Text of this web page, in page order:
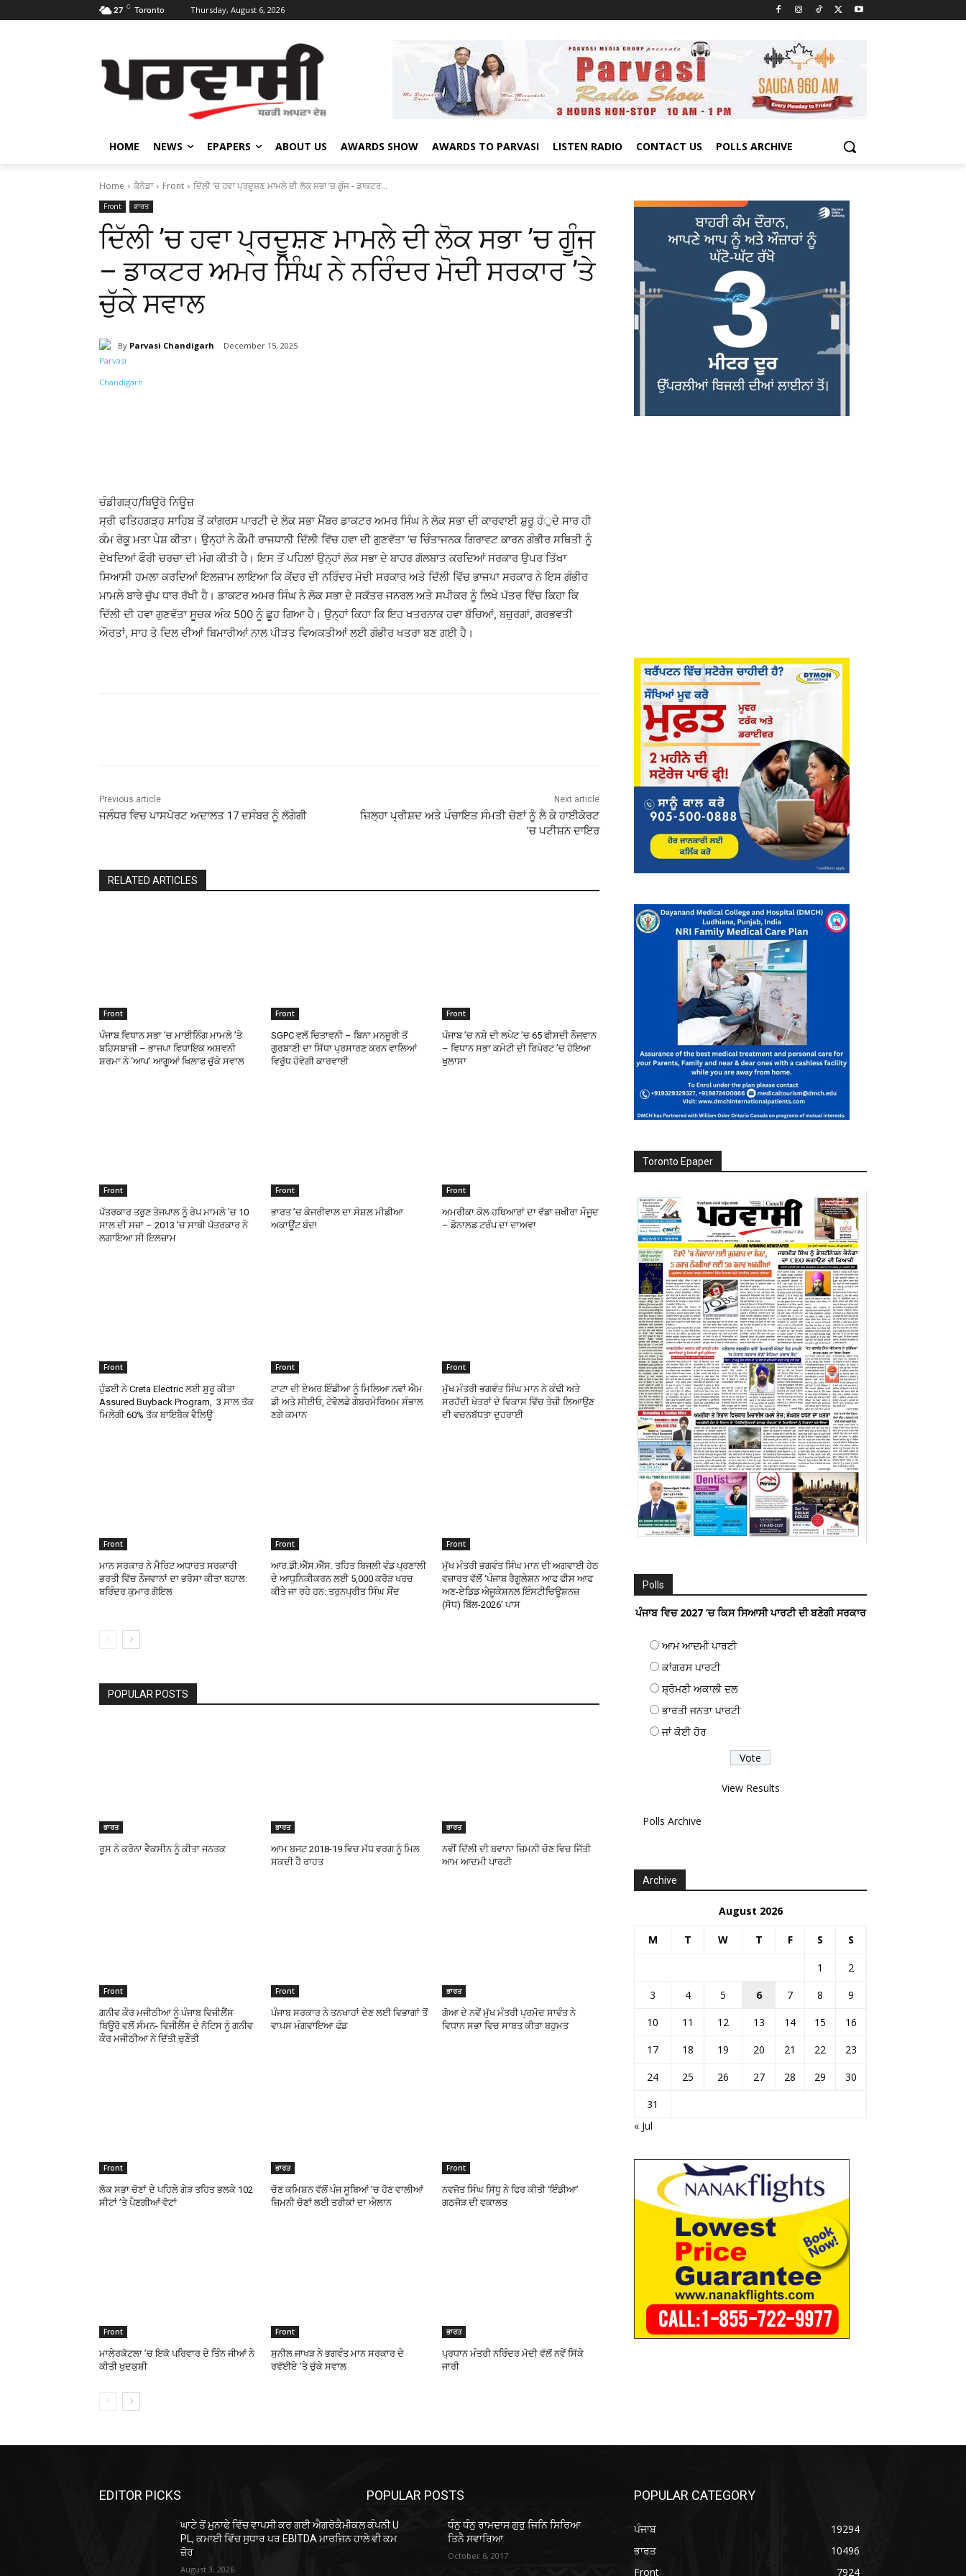
27 C Toronto Thursday, August 6, 2026
HOME NEWS EPAPERS ABOUT US AWARDS SHOW AWARDS TO PARVASI LISTEN RADIO CONTACT US POLLS ARCHIVE
Home ਕੈਨੇਡਾ Front ਦਿੱਲੀ ’ਚ ਹਵਾ ਪ੍ਰਦੂਸ਼ਣ ਮਾਮਲੇ ਦੀ ਲੋਕ ਸਭਾ ’ਚ ਗੂੰਜ - ਡਾਕਟਰ...
Front ਭਾਰਤ
ਦਿੱਲੀ ’ਚ ਹਵਾ ਪ੍ਰਦੂਸ਼ਣ ਮਾਮਲੇ ਦੀ ਲੋਕ ਸਭਾ ’ਚ ਗੂੰਜ
– ਡਾਕਟਰ ਅਮਰ ਸਿੰਘ ਨੇ ਨਰਿੰਦਰ ਮੋਦੀ ਸਰਕਾਰ ’ਤੇ
ਚੁੱਕੇ ਸਵਾਲ
By Parvasi Chandigarh December 15, 2025
Share
ਚੰਡੀਗੜ੍ਹ/ਬਿਊਰੋ ਨਿਊਜ਼
ਸ੍ਰੀ ਫਤਿਹਗੜ੍ਹ ਸਾਹਿਬ ਤੋਂ ਕਾਂਗਰਸ ਪਾਰਟੀ ਦੇ ਲੋਕ ਸਭਾ ਮੈਂਬਰ ਡਾਕਟਰ ਅਮਰ ਸਿੰਘ ਨੇ ਲੋਕ ਸਭਾ ਦੀ ਕਾਰਵਾਈ ਸ਼ੁਰੂ ਹੰੁਦੇ ਸਾਰ ਹੀ
ਕੰਮ ਰੋਕੂ ਮਤਾ ਪੇਸ਼ ਕੀਤਾ। ਉਨ੍ਹਾਂ ਨੇ ਕੌਮੀ ਰਾਜਧਾਨੀ ਦਿੱਲੀ ਵਿੱਚ ਹਵਾ ਦੀ ਗੁਣਵੱਤਾ ’ਚ ਚਿੰਤਾਜਨਕ ਗਿਰਾਵਟ ਕਾਰਨ ਗੰਭੀਰ ਸਥਿਤੀ ਨੂੰ
ਦੇਖਦਿਆਂ ਫੌਰੀ ਚਰਚਾ ਦੀ ਮੰਗ ਕੀਤੀ ਹੈ। ਇਸ ਤੋਂ ਪਹਿਲਾਂ ਉਨ੍ਹਾਂ ਲੋਕ ਸਭਾ ਦੇ ਬਾਹਰ ਗੱਲਬਾਤ ਕਰਦਿਆਂ ਸਰਕਾਰ ਉਪਰ ਤਿੱਖਾ
ਸਿਆਸੀ ਹਮਲਾ ਕਰਦਿਆਂ ਇਲਜ਼ਾਮ ਲਾਇਆ ਕਿ ਕੇਂਦਰ ਦੀ ਨਰਿੰਦਰ ਮੋਦੀ ਸਰਕਾਰ ਅਤੇ ਦਿੱਲੀ ਵਿੱਚ ਭਾਜਪਾ ਸਰਕਾਰ ਨੇ ਇਸ ਗੰਭੀਰ
ਮਾਮਲੇ ਬਾਰੇ ਚੁੱਪ ਧਾਰ ਰੱਖੀ ਹੈ। ਡਾਕਟਰ ਅਮਰ ਸਿੰਘ ਨੇ ਲੋਕ ਸਭਾ ਦੇ ਸਕੱਤਰ ਜਨਰਲ ਅਤੇ ਸਪੀਕਰ ਨੂੰ ਲਿਖੇ ਪੱਤਰ ਵਿੱਚ ਕਿਹਾ ਕਿ
ਦਿੱਲੀ ਦੀ ਹਵਾ ਗੁਣਵੱਤਾ ਸੂਚਕ ਅੰਕ 500 ਨੂੰ ਛੂਹ ਗਿਆ ਹੈ। ਉਨ੍ਹਾਂ ਕਿਹਾ ਕਿ ਇਹ ਖਤਰਨਾਕ ਹਵਾ ਬੱਚਿਆਂ, ਬਜ਼ੁਰਗਾਂ, ਗਰਭਵਤੀ
ਔਰਤਾਂ, ਸਾਹ ਤੇ ਦਿਲ ਦੀਆਂ ਬਿਮਾਰੀਆਂ ਨਾਲ ਪੀੜਤ ਵਿਅਕਤੀਆਂ ਲਈ ਗੰਭੀਰ ਖਤਰਾ ਬਣ ਗਈ ਹੈ।
Previous article
ਜਲੰਧਰ ਵਿਚ ਪਾਸਪੋਰਟ ਅਦਾਲਤ 17 ਦਸੰਬਰ ਨੂੰ ਲੱਗੇਗੀ
Next article
ਜ਼ਿਲ੍ਹਾ ਪ੍ਰੀਸ਼ਦ ਅਤੇ ਪੰਚਾਇਤ ਸੰਮਤੀ ਚੋਣਾਂ ਨੂੰ ਲੈ ਕੇ ਹਾਈਕੋਰਟ
’ਚ ਪਟੀਸ਼ਨ ਦਾਇਰ
RELATED ARTICLES
Front
ਪੰਜਾਬ ਵਿਧਾਨ ਸਭਾ ’ਚ ਮਾਈਨਿੰਗ ਮਾਮਲੇ ’ਤੇ
ਬਹਿਸਬਾਜ਼ੀ – ਭਾਜਪਾ ਵਿਧਾਇਕ ਅਸ਼ਵਨੀ
ਸ਼ਰਮਾ ਨੇ ‘ਆਪ’ ਆਗੂਆਂ ਖਿਲਾਫ ਚੁੱਕੇ ਸਵਾਲ
Front
SGPC ਵਲੋਂ ਚਿਤਾਵਨੀ – ਬਿਨਾ ਮਨਜੂਰੀ ਤੋਂ
ਗੁਰਬਾਣੀ ਦਾ ਸਿੱਧਾ ਪ੍ਰਸਾਰਣ ਕਰਨ ਵਾਲਿਆਂ
ਵਿਰੁੱਧ ਹੋਵੇਗੀ ਕਾਰਵਾਈ
Front
ਪੰਜਾਬ ’ਚ ਨਸ਼ੇ ਦੀ ਲਪੇਟ ’ਚ 65 ਫੀਸਦੀ ਨੌਜਵਾਨ
– ਵਿਧਾਨ ਸਭਾ ਕਮੇਟੀ ਦੀ ਰਿਪੋਰਟ ’ਚ ਹੋਇਆ
ਖੁਲਾਸਾ
Front
ਪੱਤਰਕਾਰ ਤਰੁਣ ਤੇਜਪਾਲ ਨੂੰ ਰੇਪ ਮਾਮਲੇ ’ਚ 10
ਸਾਲ ਦੀ ਸਜ਼ਾ – 2013 ’ਚ ਸਾਥੀ ਪੱਤਰਕਾਰ ਨੇ
ਲਗਾਇਆ ਸੀ ਇਲਜ਼ਾਮ
Front
ਭਾਰਤ ’ਚ ਕੇਜਰੀਵਾਲ ਦਾ ਸੋਸ਼ਲ ਮੀਡੀਆ
ਅਕਾਊਂਟ ਬੰਦ!
Front
ਅਮਰੀਕਾ ਕੋਲ ਹਥਿਆਰਾਂ ਦਾ ਵੱਡਾ ਜ਼ਖੀਰਾ ਮੌਜੂਦ
– ਡੋਨਾਲਡ ਟਰੰਪ ਦਾ ਦਾਅਵਾ
Front
ਹੁੰਡਈ ਨੇ Creta Electric ਲਈ ਸ਼ੁਰੂ ਕੀਤਾ
Assured Buyback Program, 3 ਸਾਲ ਤੱਕ
ਮਿਲੇਗੀ 60% ਤੱਕ ਬਾਇਬੈਕ ਵੈਲਿਊ
Front
ਟਾਟਾ ਦੀ ਏਅਰ ਇੰਡੀਆ ਨੂੰ ਮਿਲਿਆ ਨਵਾਂ ਐਮ
ਡੀ ਅਤੇ ਸੀਈਓ, ਟੇਵੋਲਡੇ ਗੇਬਰਮੇਰਿਅਮ ਸੰਭਾਲ
ਣਗੇ ਕਮਾਨ
Front
ਮੁੱਖ ਮੰਤਰੀ ਭਗਵੰਤ ਸਿੰਘ ਮਾਨ ਨੇ ਕੰਢੀ ਅਤੇ
ਸਰਹੱਦੀ ਖੇਤਰਾਂ ਦੇ ਵਿਕਾਸ ਵਿੱਚ ਤੇਜ਼ੀ ਲਿਆਉਣ
ਦੀ ਵਚਨਬੱਧਤਾ ਦੁਹਰਾਈ
Front
ਮਾਨ ਸਰਕਾਰ ਨੇ ਮੈਰਿਟ ਅਧਾਰਤ ਸਰਕਾਰੀ
ਭਰਤੀ ਵਿੱਚ ਨੌਜਵਾਨਾਂ ਦਾ ਭਰੋਸਾ ਕੀਤਾ ਬਹਾਲ:
ਬਰਿੰਦਰ ਕੁਮਾਰ ਗੋਇਲ
Front
ਆਰ.ਡੀ.ਐੱਸ.ਐੱਸ. ਤਹਿਤ ਬਿਜਲੀ ਵੰਡ ਪ੍ਰਣਾਲੀ
ਦੇ ਆਧੁਨਿਕੀਕਰਨ ਲਈ 5,000 ਕਰੋੜ ਖਰਚ
ਕੀਤੇ ਜਾ ਰਹੇ ਹਨ: ਤਰੁਨਪ੍ਰੀਤ ਸਿੰਘ ਸੌਂਦ
Front
ਮੁੱਖ ਮੰਤਰੀ ਭਗਵੰਤ ਸਿੰਘ ਮਾਨ ਦੀ ਅਗਵਾਈ ਹੇਠ
ਵਜ਼ਾਰਤ ਵੱਲੋਂ ‘ਪੰਜਾਬ ਰੈਗੂਲੇਸ਼ਨ ਆਫ ਫੀਸ ਆਫ
ਅਣ-ਏਡਿਡ ਐਜੂਕੇਸ਼ਨਲ ਇੰਸਟੀਚਿਊਸ਼ਨਜ਼
(ਸੋਧ) ਬਿੱਲ-2026’ ਪਾਸ
POPULAR POSTS
ਭਾਰਤ
ਰੂਸ ਨੇ ਕਰੋਨਾ ਵੈਕਸੀਨ ਨੂੰ ਕੀਤਾ ਜਨਤਕ
ਭਾਰਤ
ਆਮ ਬਜਟ 2018-19 ਵਿਚ ਮੱਧ ਵਰਗ ਨੂੰ ਮਿਲ
ਸਕਦੀ ਹੈ ਰਾਹਤ
ਭਾਰਤ
ਨਵੀਂ ਦਿੱਲੀ ਦੀ ਬਵਾਨਾ ਜ਼ਿਮਨੀ ਚੋਣ ਵਿਚ ਜਿੱਤੀ
ਆਮ ਆਦਮੀ ਪਾਰਟੀ
Front
ਗਨੀਵ ਕੌਰ ਮਜੀਠੀਆ ਨੂੰ ਪੰਜਾਬ ਵਿਜੀਲੈਂਸ
ਬਿਊਰੋ ਵਲੋਂ ਸੰਮਨ- ਵਿਜੀਲੈਂਸ ਦੇ ਨੋਟਿਸ ਨੂੰ ਗਨੀਵ
ਕੌਰ ਮਜੀਠੀਆ ਨੇ ਦਿੱਤੀ ਚੁਣੌਤੀ
Front
ਪੰਜਾਬ ਸਰਕਾਰ ਨੇ ਤਨਖਾਹਾਂ ਦੇਣ ਲਈ ਵਿਭਾਗਾਂ ਤੋਂ
ਵਾਪਸ ਮੰਗਵਾਇਆ ਫੰਡ
ਭਾਰਤ
ਗੋਆ ਦੇ ਨਵੇਂ ਮੁੱਖ ਮੰਤਰੀ ਪ੍ਰਮੋਦ ਸਾਵੰਤ ਨੇ
ਵਿਧਾਨ ਸਭਾ ਵਿਚ ਸਾਬਤ ਕੀਤਾ ਬਹੁਮਤ
Front
ਲੋਕ ਸਭਾ ਚੋਣਾਂ ਦੇ ਪਹਿਲੇ ਗੇੜ ਤਹਿਤ ਭਲਕੇ 102
ਸੀਟਾਂ ’ਤੇ ਪੈਣਗੀਆਂ ਵੋਟਾਂ
ਭਾਰਤ
ਚੋਣ ਕਮਿਸ਼ਨ ਵੱਲੋਂ ਪੰਜ ਸੂਬਿਆਂ ’ਚ ਹੋਣ ਵਾਲੀਆਂ
ਜ਼ਿਮਨੀ ਚੋਣਾਂ ਲਈ ਤਰੀਕਾਂ ਦਾ ਐਲਾਨ
Front
ਨਵਜੋਤ ਸਿੰਘ ਸਿੱਧੂ ਨੇ ਫਿਰ ਕੀਤੀ ‘ਇੰਡੀਆ’
ਗਠਜੋੜ ਦੀ ਵਕਾਲਤ
Front
ਮਾਲੇਰਕੋਟਲਾ ’ਚ ਇਕੋ ਪਰਿਵਾਰ ਦੇ ਤਿੰਨ ਜੀਆਂ ਨੇ
ਕੀਤੀ ਖੁਦਕੁਸ਼ੀ
Front
ਸੁਨੀਲ ਜਾਖੜ ਨੇ ਭਗਵੰਤ ਮਾਨ ਸਰਕਾਰ ਦੇ
ਰਵੱਈਏ ’ਤੇ ਚੁੱਕੇ ਸਵਾਲ
ਭਾਰਤ
ਪ੍ਰਧਾਨ ਮੰਤਰੀ ਨਰਿੰਦਰ ਮੋਦੀ ਵੱਲੋਂ ਨਵੇਂ ਸਿੱਕੇ
ਜਾਰੀ
Toronto Epaper
Polls
ਪੰਜਾਬ ਵਿਚ 2027 ’ਚ ਕਿਸ ਸਿਆਸੀ ਪਾਰਟੀ ਦੀ ਬਣੇਗੀ ਸਰਕਾਰ
ਆਮ ਆਦਮੀ ਪਾਰਟੀ
ਕਾਂਗਰਸ ਪਾਰਟੀ
ਸ਼੍ਰੋਮਣੀ ਅਕਾਲੀ ਦਲ
ਭਾਰਤੀ ਜਨਤਾ ਪਾਰਟੀ
ਜਾਂ ਕੋਈ ਹੋਰ
View Results
Polls Archive
Archive
August 2026
M T W T F S S
1
2
3
4 5 6 7 8
9
10
11 12 13 14 15
16
17
18 19 20 21 22
23
24
25 26 27 28 29
30
31
« Jul
EDITOR PICKS
ਘਾਟੇ ਤੋਂ ਮੁਨਾਫੇ ਵਿੱਚ ਵਾਪਸੀ ਕਰ ਗਈ ਐਗਰੋਕੈਮੀਕਲ ਕੰਪਨੀ U
PL, ਕਮਾਈ ਵਿੱਚ ਸੁਧਾਰ ਪਰ EBITDA ਮਾਰਜਿਨ ਹਾਲੇ ਵੀ ਕਮ
ਜ਼ੋਰ
August 3, 2026
POPULAR POSTS
ਧੰਨੁ ਧੰਨੁ ਰਾਮਦਾਸ ਗੁਰੁ ਜਿਨਿ ਸਿਰਿਆ
ਤਿਨੈ ਸਵਾਰਿਆ
October 6, 2017
POPULAR CATEGORY
ਪੰਜਾਬ
19294
ਭਾਰਤ
10496
Front
7924